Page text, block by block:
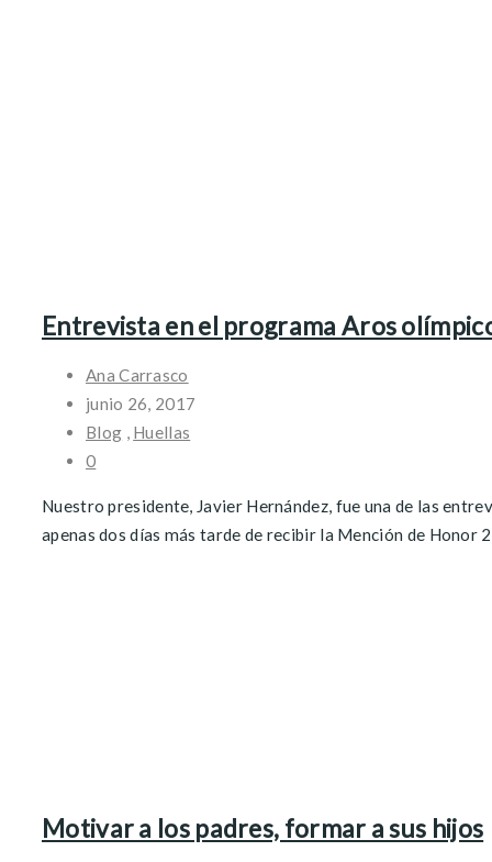
Entrevista en el programa Aros
Ana Carrasco
junio 26, 2017
Blog , Huellas
0
Nuestro presidente, Javier Hernández, fue una de las
apenas dos días más tarde de recibir la Mención de Honor
Motivar a los padres, formar a sus hijos